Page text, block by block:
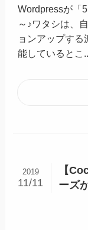
Wordpressが「
～♪ワタシは、
ョンアップす
能しているとこ
【
ーズ
2019
11/11